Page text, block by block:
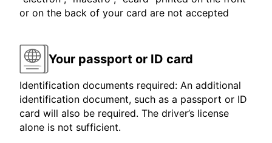
or on the back of your card are not accepted
Your passport or ID card
Identification documents required: An additional
identification document, such as a passport or ID
card will also be required. The driver’s license
alone is not sufficient.